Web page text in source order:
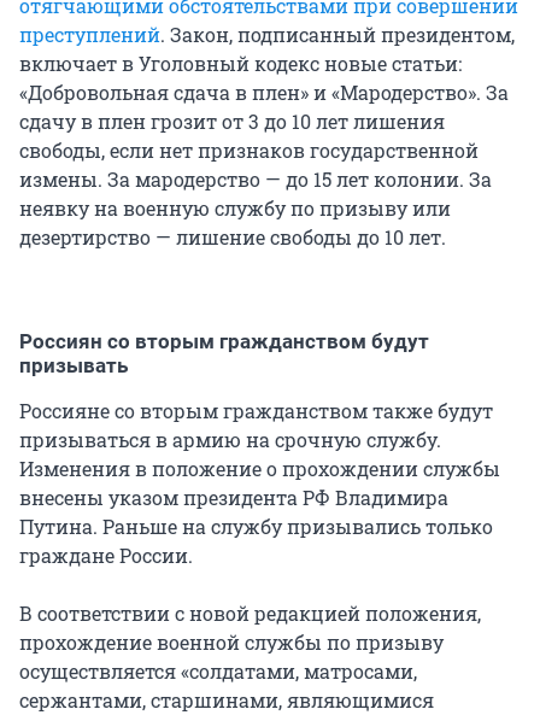
отягчающими обстоятельствами при совершении
преступлений. Закон, подписанный президентом,
включает в Уголовный кодекс новые статьи:
«Добровольная сдача в плен» и «Мародерство». За
сдачу в плен грозит от 3 до 10 лет лишения
свободы, если нет признаков государственной
измены. За мародерство — до 15 лет колонии. За
неявку на военную службу по призыву или
дезертирство — лишение свободы до 10 лет.
Россиян со вторым гражданством будут
призывать
Россияне со вторым гражданством также будут
призываться в армию на срочную службу.
Изменения в положение о прохождении службы
внесены указом президента РФ Владимира
Путина. Раньше на службу призывались только
граждане России.
В соответствии с новой редакцией положения,
прохождение военной службы по призыву
осуществляется «солдатами, матросами,
сержантами, старшинами, являющимися